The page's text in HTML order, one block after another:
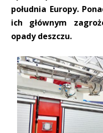
południa Europy.
ich głównym
opady deszczu.